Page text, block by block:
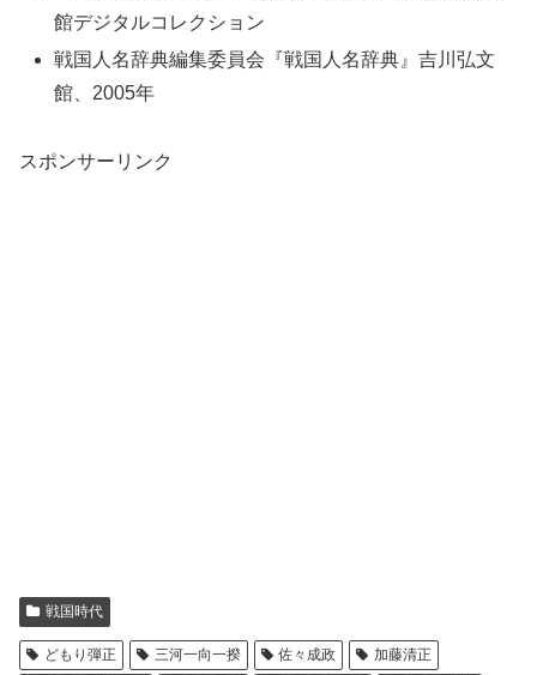
館デジタルコレクション
戦国人名辞典編集委員会『戦国人名辞典』吉川弘文
館、2005年
スポンサーリンク
戦国時代
どもり弾正 三河一向一揆 佐々成政
加藤清正